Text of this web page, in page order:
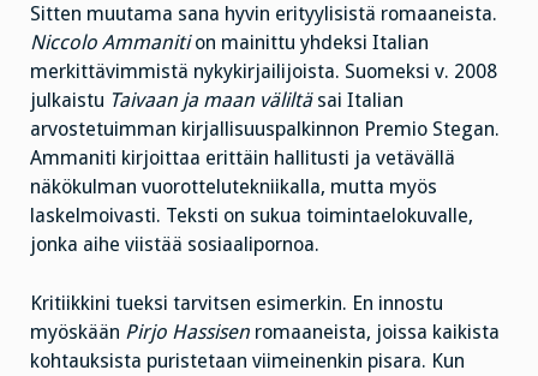
Sitten muutama sana hyvin erityylisistä romaaneista.
Niccolo Ammanition mainittu yhdeksi Italian
merkittävimmistä nykykirjailijoista. Suomeksi v. 2008
julkaistu Taivaan ja maan väliltäsai Italian
arvostetuimman kirjallisuuspalkinnon Premio Stegan.
Ammaniti kirjoittaa erittäin hallitusti ja vetävällä
näkökulman vuorottelutekniikalla, mutta myös
laskelmoivasti. Teksti on sukua toimintaelokuvalle,
jonka aihe viistää sosiaalipornoa.
Kritiikkini tueksi tarvitsen esimerkin. En innostu
myöskään Pirjo Hassisen romaaneista, joissa kaikista
kohtauksista puristetaan viimeinenkin pisara. Kun